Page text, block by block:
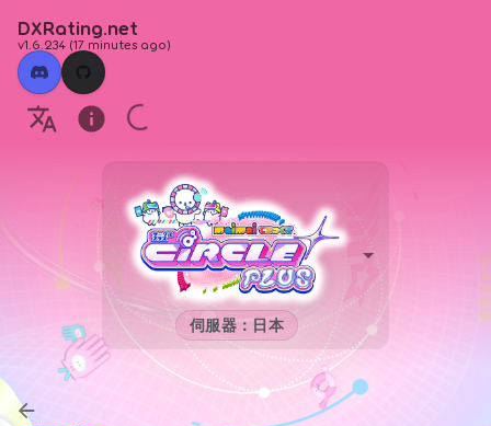
DXRating.net
v1.6.234 (17 minutes ago)
伺服器：日本